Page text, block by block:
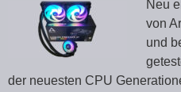
Neu
von
und
der neuesten CPU